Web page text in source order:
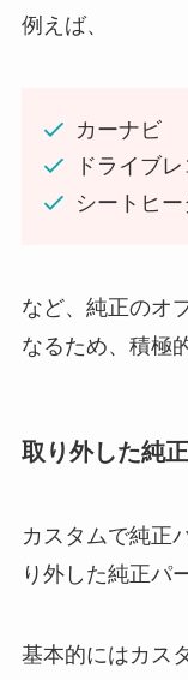
例えば、
カーナビ
ドライブ
シートヒー
など、純正のオ
なるため、積極
取り外した純
カスタムで純正
り外した純正パ
基本的にはカス